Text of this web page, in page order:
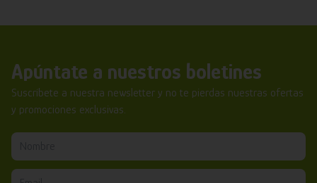
Apúntate a nuestros boletines
Suscríbete a nuestra newsletter y no te pierdas nuestras ofertas
y promociones exclusivas.